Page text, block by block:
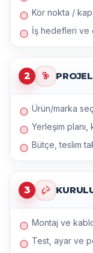
Kör nokta /
İş hedefleri ve
2
Ürün/marka
Yerleşim
Bütçe, teslim
3
Montaj ve
Test, ayar ve